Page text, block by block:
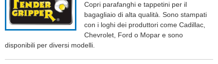
Copri parafanghi e tappetini per il
bagagliaio di alta qualità. Sono stampati
con i loghi dei produttori come Cadillac,
Chevrolet, Ford o Mopar e sono
disponibili per diversi modelli.